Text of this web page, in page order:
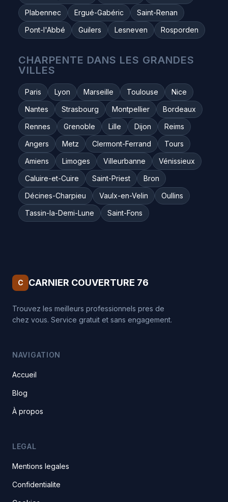
Plabennec
Ergué-Gabéric
Saint-Renan
Pont-l'Abbé
Guilers Lesneven Rosporden
CHARPENTE DANS LES GRANDES
VILLES
Paris Lyon Marseille Toulouse
Nice
Nantes
Strasbourg Montpellier
Bordeaux
Rennes
Grenoble Lille Dijon
Reims
Angers
Metz Clermont-Ferrand
Tours
Amiens
Limoges Villeurbanne
Vénissieux
Caluire-et-Cuire
Saint-Priest
Bron
Décines-Charpieu
Vaulx-en-Velin
Oullins
Tassin-la-Demi-Lune
Saint-Fons
C CARNIER COUVERTURE 76
Trouvez les meilleurs professionnels pres de
chez vous. Service gratuit et sans engagement.
NAVIGATION
Accueil
Blog
À propos
LEGAL
Mentions legales
Confidentialite